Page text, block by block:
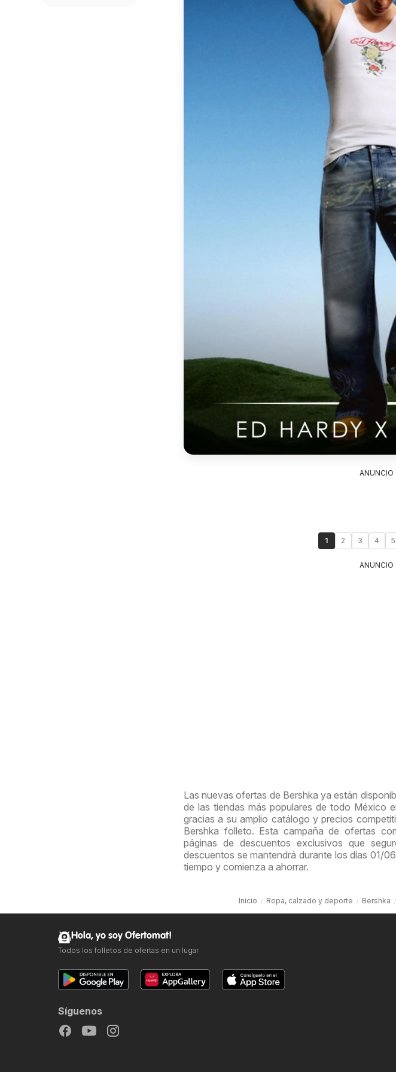
ANUNCIO
1 2 3 4 5
ANUNCIO
Las nuevas ofertas de Bershka ya están
de las tiendas más populares de todo México
gracias a su amplio catálogo y precios
Bershka folleto. Esta campaña de ofertas
páginas de descuentos exclusivos que
descuentos se mantendrá durante los días 01/
tiempo y comienza a ahorrar.
Inicio Ropa, calzado y deporte Bershka
Hola, yo soy Ofertomat!
Todos los folletos de ofertas en un lugar
Síguenos